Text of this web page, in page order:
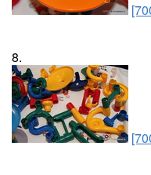
8.